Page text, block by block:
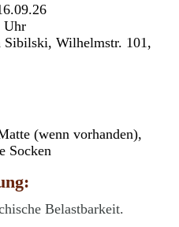
Wilhelmstr. 101,
(wenn vorhanden),
Socken
Belastbarkeit.